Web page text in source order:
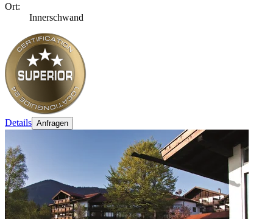
Ort:
Innerschwand
Details Anfragen